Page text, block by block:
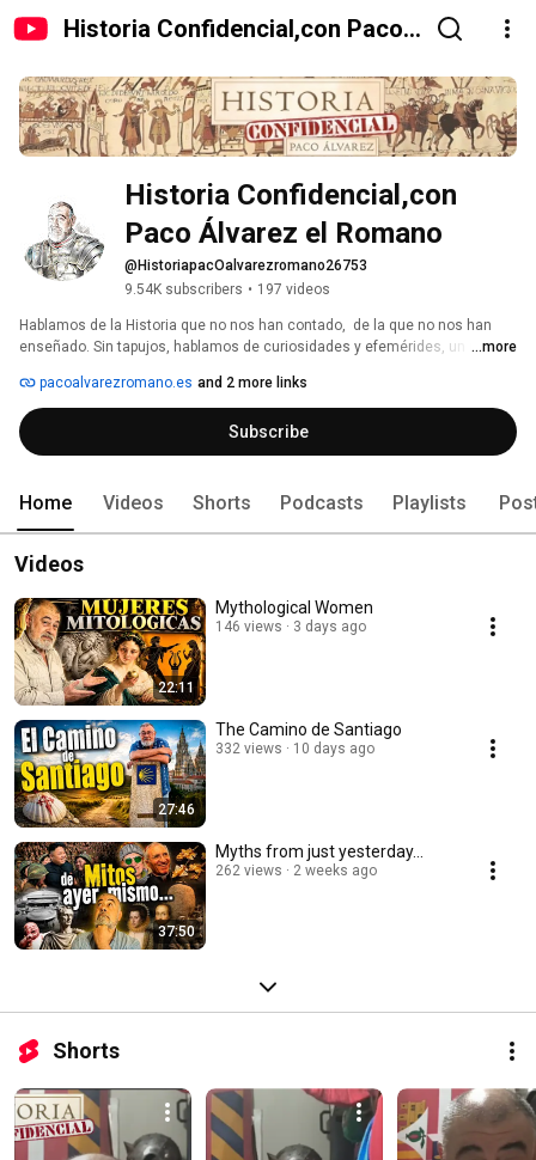
Historia Confidencial,con Paco
Historia Confidencial,con
Paco Álvarez el Romano
@HistoriapacOalvarezromano26753
9.54K subscribers • 197 videos
Hablamos de la Historia que no nos han contado,  de la que no nos han
enseñado. Sin tapujos, hablamos de curiosidades y efemérides, un rincón
para estar orgullosos de ser hispanos. Ven a conocer los secretos de la
Historia, ven a Historia Confidencial, con Paco Álvarez, el romano.
...more
pacoalvarezromano.es and 2 more links
Subscribe
Home Videos Shorts Podcasts Playlists
Videos
22:11
Mythological Women
146 views 3 days ago
27:46
The Camino de Santiago
332 views 10 days ago
37:50
Myths from just yesterday...
262 views 2 weeks ago
Shorts